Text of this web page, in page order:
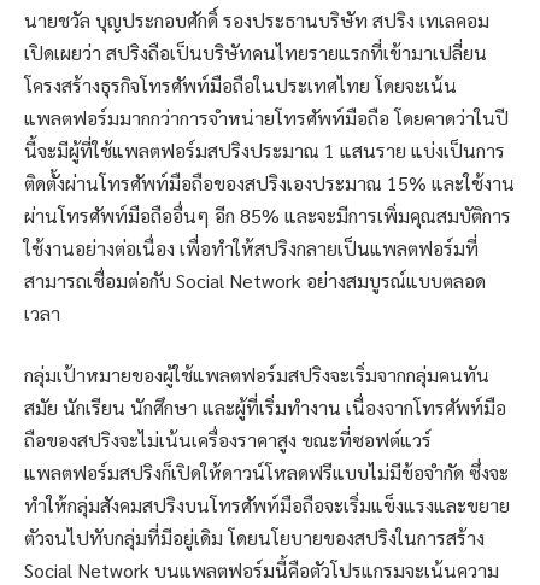
นายชวัล บุญประกอบศักดิ์ รองประธานบริษัท สปริง เทเลคอม
เปิดเผยว่า สปริงถือเป็นบริษัทคนไทยรายแรกที่เข้ามาเปลี่ยน
โครงสร้างธุรกิจโทรศัพท์มือถือในประเทศไทย โดยจะเน้น
แพลตฟอร์มมากกว่าการจำหน่ายโทรศัพท์มือถือ โดยคาดว่าในปี
นี้จะมีผู้ที่ใช้แพลตฟอร์มสปริงประมาณ 1 แสนราย แบ่งเป็นการ
ติดตั้งผ่านโทรศัพท์มือถือของสปริงเองประมาณ 15% และใช้งาน
ผ่านโทรศัพท์มือถืออื่นๆ อีก 85% และจะมีการเพิ่มคุณสมบัติการ
ใช้งานอย่างต่อเนื่อง เพื่อทำให้สปริงกลายเป็นแพลตฟอร์มที่
สามารถเชื่อมต่อกับ Social Network อย่างสมบูรณ์แบบตลอด
เวลา
กลุ่มเป้าหมายของผู้ใช้แพลตฟอร์มสปริงจะเริ่มจากกลุ่มคนทัน
สมัย นักเรียน นักศึกษา และผู้ที่เริ่มทำงาน เนื่องจากโทรศัพท์มือ
ถือของสปริงจะไม่เน้นเครื่องราคาสูง ขณะที่ซอฟต์แวร์
แพลตฟอร์มสปริงก็เปิดให้ดาวน์โหลดฟรีแบบไม่มีข้อจำกัด ซึ่งจะ
ทำให้กลุ่มสังคมสปริงบนโทรศัพท์มือถือจะเริ่มแข็งแรงและขยาย
ตัวจนไปทับกลุ่มที่มีอยู่เดิม โดยนโยบายของสปริงในการสร้าง
Social Network บนแพลตฟอร์มนี้คือตัวโปรแกรมจะเน้นความ